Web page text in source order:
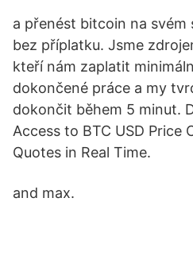
a přenést bitcoin na svém
bez příplatku. Jsme
kteří nám zaplatit
dokončené práce a my
dokončit během 5 minut.
Access to BTC USD Price
Quotes in Real Time.
and max.